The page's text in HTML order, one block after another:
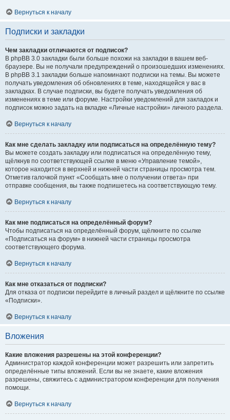
Вернуться к началу
Подписки и закладки
Чем закладки отличаются от подписок?
В phpBB 3.0 закладки были больше похожи на закладки в вашем веб-
браузере. Вы не получали предупреждений о произошедших изменениях.
В phpBB 3.1 закладки больше напоминают подписки на темы. Вы можете
получать уведомления об обновлениях в теме, находящейся у вас в
закладках. В случае подписки, вы будете получать уведомления об
изменениях в теме или форуме. Настройки уведомлений для закладок и
подписок можно задать на вкладке «Личные настройки» личного раздела.
Вернуться к началу
Как мне сделать закладку или подписаться на определённую тему?
Вы можете создать закладку или подписаться на определённую тему,
щёлкнув по соответствующей ссылке в меню «Управление темой»,
которое находится в верхней и нижней части страницы просмотра тем.
Отметив галочкой пункт «Сообщать мне о получении ответа» при
отправке сообщения, вы также подпишетесь на соответствующую тему.
Вернуться к началу
Как мне подписаться на определённый форум?
Чтобы подписаться на определённый форум, щёлкните по ссылке
«Подписаться на форум» в нижней части страницы просмотра
соответствующего форума.
Вернуться к началу
Как мне отказаться от подписки?
Для отказа от подписки перейдите в личный раздел и щёлкните по ссылке
«Подписки».
Вернуться к началу
Вложения
Какие вложения разрешены на этой конференции?
Администратор каждой конференции может разрешить или запретить
определённые типы вложений. Если вы не знаете, какие вложения
разрешены, свяжитесь с администратором конференции для получения
помощи.
Вернуться к началу